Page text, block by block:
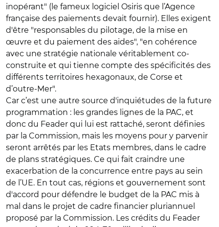
inopérant" (le fameux logiciel Osiris que l’Agence
française des paiements devait fournir). Elles exigent
d'être "responsables du pilotage, de la mise en
œuvre et du paiement des aides", "en cohérence
avec une stratégie nationale véritablement co-
construite et qui tienne compte des spécificités des
différents territoires hexagonaux, de Corse et
d’outre-Mer".
Car c’est une autre source d'inquiétudes de la future
programmation : les grandes lignes de la PAC, et
donc du Feader qui lui est rattaché, seront définies
par la Commission, mais les moyens pour y parvenir
seront arrêtés par les Etats membres, dans le cadre
de plans stratégiques. Ce qui fait craindre une
exacerbation de la concurrence entre pays au sein
de l’UE. En tout cas, régions et gouvernement sont
d'accord pour défendre le budget de la PAC mis à
mal dans le projet de cadre financier pluriannuel
proposé par la Commission. Les crédits du Feader